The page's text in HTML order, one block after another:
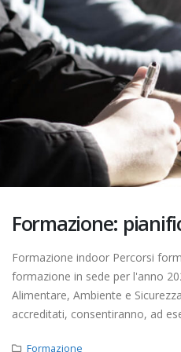
Formazione:
Formazione indoor Percorsi
formazione in sede per l'anno
Alimentare, Ambiente e
accreditati, consentiranno, ad
Formazione